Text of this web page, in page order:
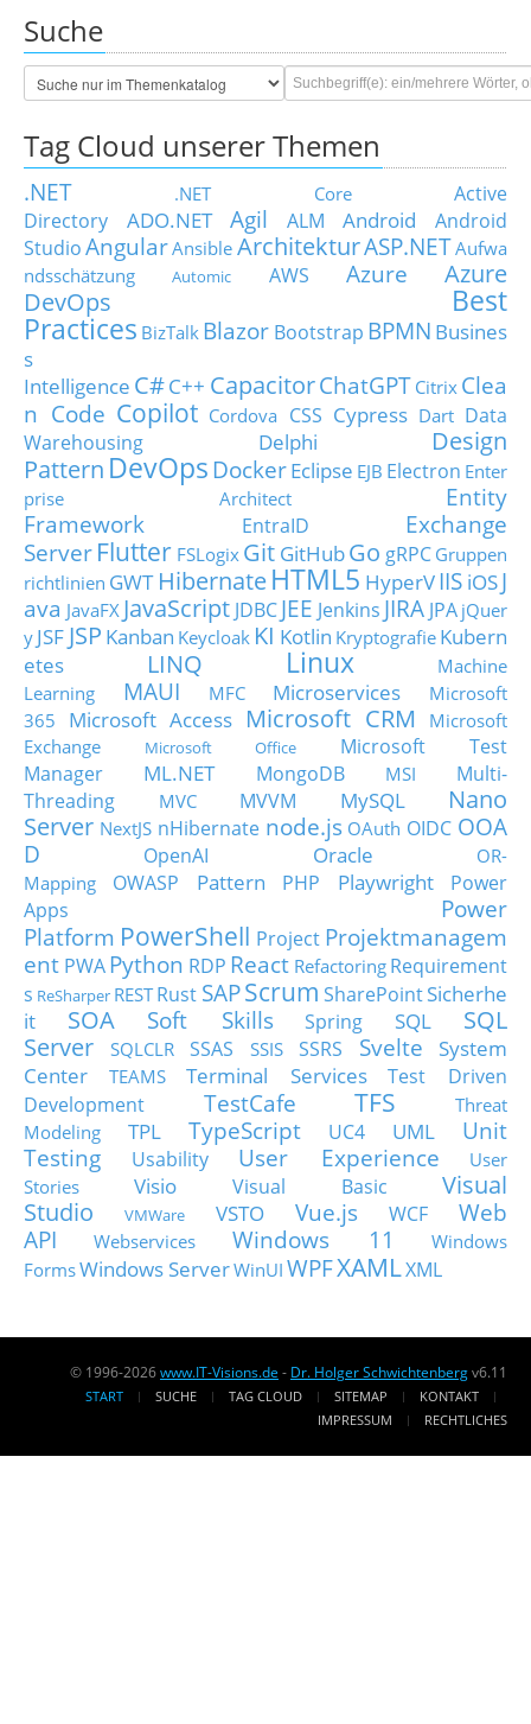
Suche
Tag Cloud unserer Themen
.NET .NET Core
Active
Directory
ADO.NET Agil ALM Android
Android
StudioAngularAnsible ArchitekturASP.NETAufwa
ndsschätzung
Automic AWS Azure
Azure
DevOps
Best
Practices BizTalk Blazor Bootstrap BPMN Busines
s
Intelligence C#C++ CapacitorChatGPT Citrix Clea
n Code Copilot Cordova CSS Cypress Dart Data
Warehousing
Delphi
Design
Pattern DevOps DockerEclipse EJB Electron Enter
prise Architect
Entity
Framework
EntraID
Exchange
Server Flutter FSLogix Git GitHubGo gRPC Gruppen
richtlinien GWT HibernateHTML5 HyperVIIS iOSJ
ava JavaFX JavaScript JDBC JEE Jenkins JIRA JPA jQuer
y JSF JSP Kanban Keycloak KI Kotlin Kryptografie Kubern
etes
LINQ Linux
Machine
Learning
MAUI MFC Microservices
Microsoft
365
Microsoft Access Microsoft CRM
Microsoft
Exchange
Microsoft Office
Microsoft Test
Manager
ML.NET MongoDB MSI
Multi-
Threading
MVC MVVM MySQL
Nano
Server NextJS nHibernate node.js OAuth OIDC OOA
D
OpenAI Oracle
OR-
Mapping
OWASP Pattern PHP Playwright
Power
Apps
Power
Platform PowerShell Project Projektmanagem
ent PWA Python RDP React Refactoring Requirement
s ReSharper RESTRust SAPScrum SharePointSicherhe
it
SOA Soft Skills Spring SQL
SQL
Server
SQLCLR SSAS SSIS SSRS Svelte
System
Center
TEAMS Terminal Services
Test Driven
Development
TestCafe TFS
Threat
Modeling
TPL TypeScript UC4 UML
Unit
Testing
Usability User Experience
User
Stories
Visio Visual Basic
Visual
Studio
VMWare VSTO Vue.js WCF
Web
API
Webservices Windows 11
Windows
FormsWindows ServerWinUI WPFXAMLXML
© 1996-2026www.IT-Visions.de - Dr. Holger Schwichtenbergv6.11
START SUCHE TAG CLOUD SITEMAP
KONTAKT
IMPRESSUM
RECHTLICHES